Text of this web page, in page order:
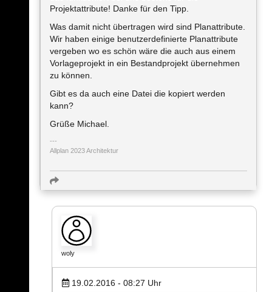
Projektattribute! Danke für den Tipp.
Was damit nicht übertragen wird sind Planattribute.
Wir haben einige benutzerdefinierte Planattribute
vergeben wo es schön wäre die auch aus einem
Vorlageprojekt in ein Bestandprojekt übernehmen
zu können.
Gibt es da auch eine Datei die kopiert werden
kann?
Grüße Michael.
Allplan 2023 Architektur
woly
19.02.2016 - 08:27 Uhr